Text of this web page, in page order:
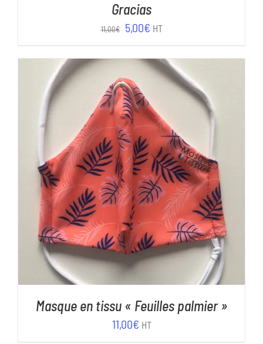
Gracias
11,00€
Le
initial
était :
11,00€.
5,00€Le
actuel
est :
HT
AJOUTER AU PANIER / DÉTAILS
Masque en tissu « Feuilles palmier »
11,00€ HT